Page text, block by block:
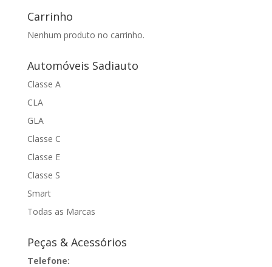
Carrinho
Nenhum produto no carrinho.
Automóveis Sadiauto
Classe A
CLA
GLA
Classe C
Classe E
Classe S
Smart
Todas as Marcas
Peças & Acessórios
Telefone: